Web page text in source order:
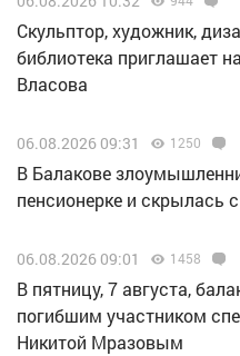
Скульптор, художник,
библиотека приглашает
Власова
06.08.2026 09:31 1250
В Балакове
пенсионерке и скрылась
06.08.2026 09:01 1458
В пятницу, 7 августа,
погибшим участником
Никитой Мразовым